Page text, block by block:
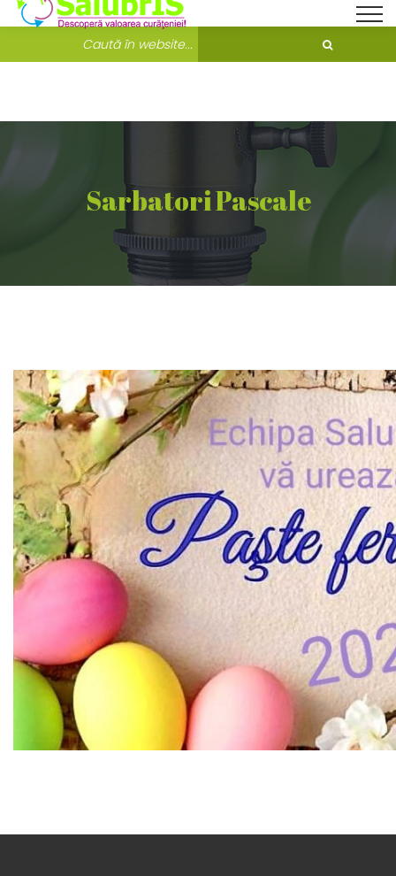
Bine ati venit pe Salubris.ro! Unde ne găsești?
Sarbatori Pascale